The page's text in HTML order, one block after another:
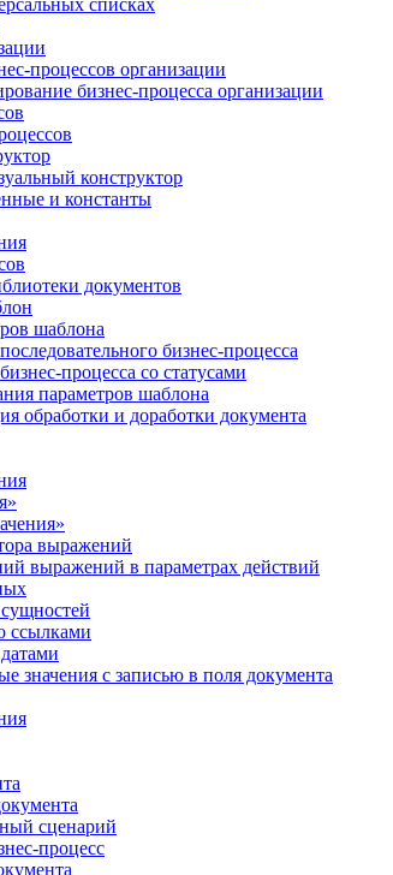
списках
процессов организации
бизнес-процесса организации
конструктор
и константы
документов
шаблона
бизнес-процесса
процесса со статусами
параметров шаблона
обработки и доработки документа
выражений
выражений в параметрах действий
ссылками
значения с записью в поля документа
сценарий
процесс